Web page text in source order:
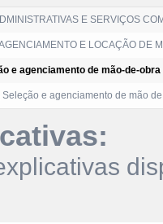
E SERVIÇOS
E LOCAÇÃO DE
e agenciamento de mão-de-obra
Seleção e agenciamento de mão